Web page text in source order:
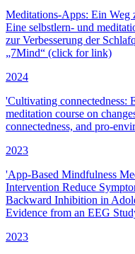
Meditations-Apps: Ein Weg
Eine selbstlern- und
zur Verbesserung der
„7Mind“ (click for link)
2024
'Cultivating connectedness:
meditation course on
connectedness, and pro-
2023
'App-Based Mindfulness
Intervention Reduce
Backward Inhibition in
Evidence from an EEG
2023